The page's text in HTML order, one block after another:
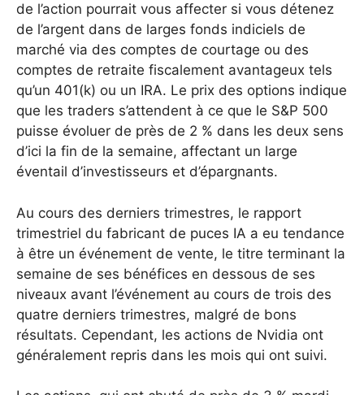
de l’action pourrait vous affecter si vous détenez
de l’argent dans de larges fonds indiciels de
marché via des comptes de courtage ou des
comptes de retraite fiscalement avantageux tels
qu’un 401(k) ou un IRA. Le prix des options indique
que les traders s’attendent à ce que le S&P 500
puisse évoluer de près de 2 % dans les deux sens
d’ici la fin de la semaine, affectant un large
éventail d’investisseurs et d’épargnants.
Au cours des derniers trimestres, le rapport
trimestriel du fabricant de puces IA a eu tendance
à être un événement de vente, le titre terminant la
semaine de ses bénéfices en dessous de ses
niveaux avant l’événement au cours de trois des
quatre derniers trimestres, malgré de bons
résultats. Cependant, les actions de Nvidia ont
généralement repris dans les mois qui ont suivi.